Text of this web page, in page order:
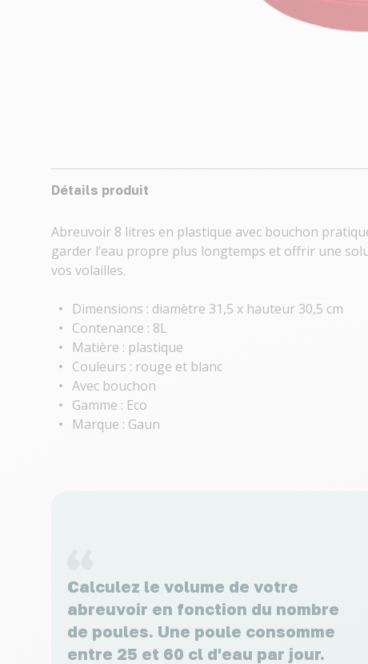
Détails produit
Abreuvoir 8 litres en plastique avec bouchon
garder l’eau propre plus longtemps et offrir une
vos volailles.
Dimensions : diamètre 31,5 x hauteur 30,5 cm
Contenance : 8L
Matière : plastique
Couleurs : rouge et blanc
Avec bouchon
Gamme : Eco
Marque : Gaun
Calculez le volume de votre
abreuvoir en fonction du nombre
de poules. Une poule consomme
entre 25 et 60 cl d'eau par jour.